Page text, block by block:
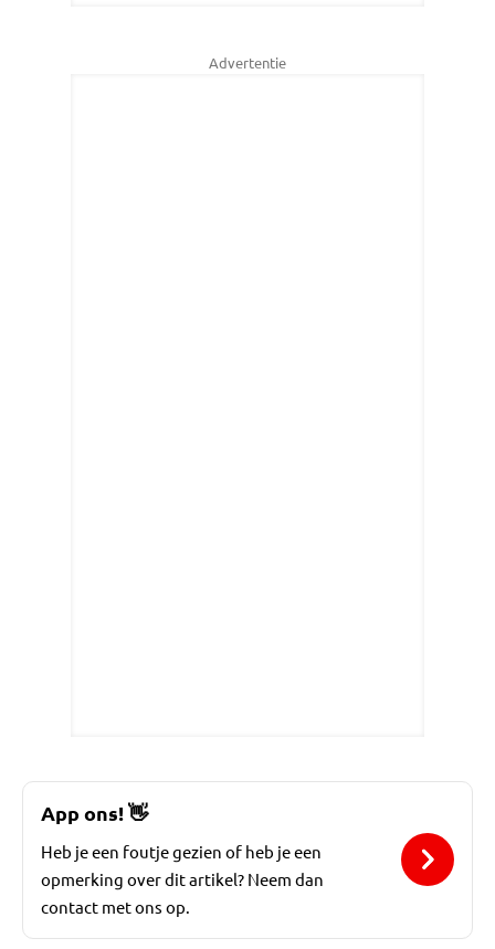
Advertentie
App ons! 👋
Heb je een foutje gezien of heb je een
opmerking over dit artikel? Neem dan
contact met ons op.